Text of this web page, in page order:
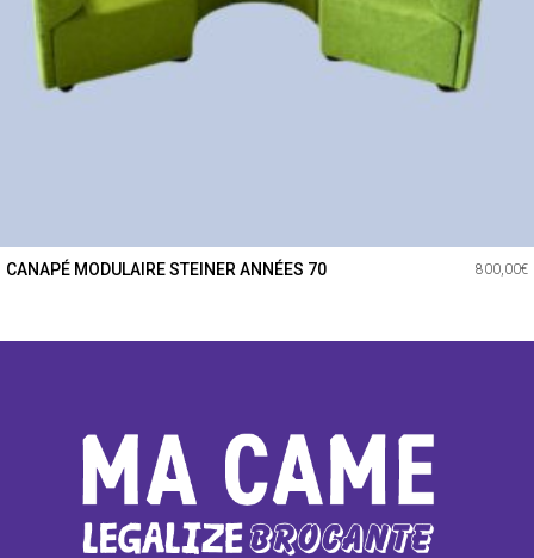
CANAPÉ MODULAIRE STEINER ANNÉES 70 800,00€